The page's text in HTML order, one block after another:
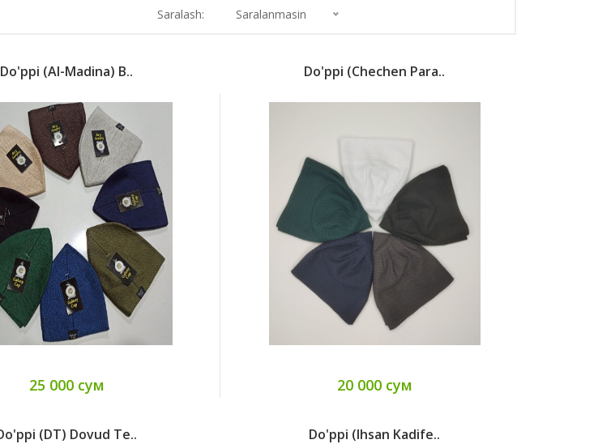
Saralash: Saralanmasin
Do'ppi (Al-Madina) B..
25 000 сум
Do'ppi (chechen Para..
20 000 сум
(DT) Dovud Te.. Do'ppi (Ihsan Kadife..